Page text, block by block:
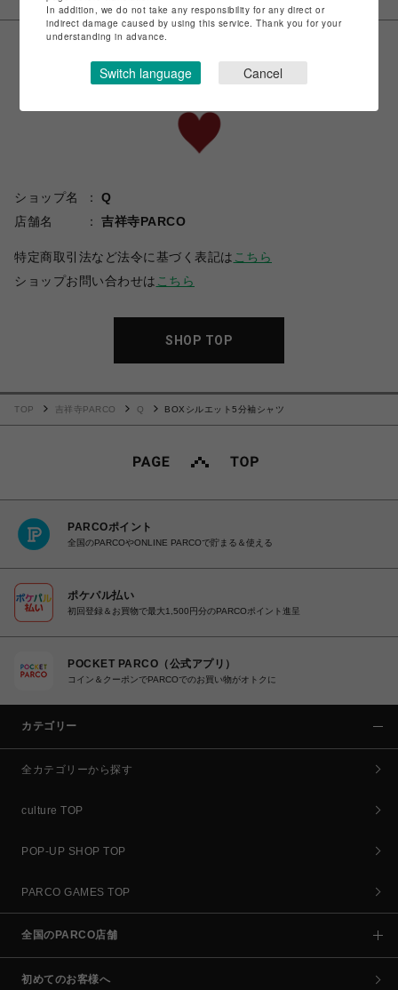
ショップ名
Q
店舗名
吉祥寺PARCO
特定商取引法など法令に基づく表記は こちら
ショップお問い合わせは こちら
SHOP TOP
TOP 吉祥寺PARCO Q BOXシルエット5分袖シャツ
PARCOポイント
全国のPARCOやONLINE PARCOで貯まる＆使える
ポケパル払い
初回登録＆お買物で最大1,500円分のPARCOポイント進呈
POCKET PARCO（公式アプリ）
コイン＆クーポンでPARCOでのお買い物がオトクに
カテゴリー
全カテゴリーから探す
culture TOP
POP-UP SHOP TOP
PARCO GAMES TOP
全国のPARCO店舗
初めてのお客様へ
In addition, we do not take any responsibility for any direct or
indirect damage caused by using this service. Thank you for your
understanding in advance.
Switch language Cancel